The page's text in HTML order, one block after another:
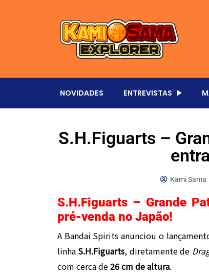
NOVIDADES ENTREVISTAS
S.H.Figuarts –
Kami Sama
S.H.Figuarts – Grande
pré-venda no Japão!
A Bandai Spirits anunciou o
linha S.H.Figuarts, diretamente de
com cerca de26 cm de altura.